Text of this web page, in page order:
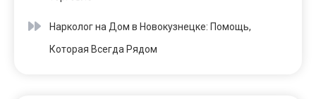
Нарколог на Дом в Новокузнецке: Помощь,
Которая Всегда Рядом